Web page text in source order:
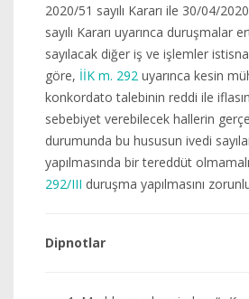
2020/51 sayılı Kararı ile 30/04/
sayılı Kararı uyarınca duruşmalar
sayılacak diğer iş ve işlemler
göre, İİK m. 292 uyarınca kesin
konkordato talebinin reddi ile iflasın
sebebiyet verebilecek hallerin
durumunda bu hususun ivedi
yapılmasında bir tereddüt
292/III duruşma yapılmasını
Dipnotlar